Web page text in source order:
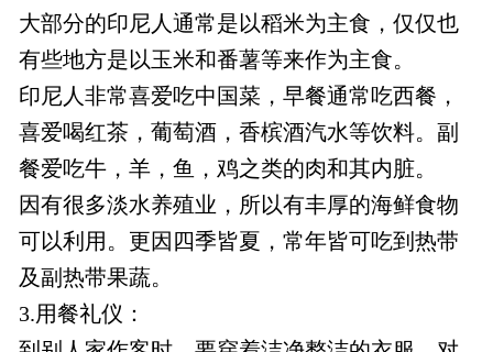
大部分的印尼人通常是以稻米为主食，仅仅也
有些地方是以玉米和番薯等来作为主食。
印尼人非常喜爱吃中国菜，早餐通常吃西餐，
喜爱喝红茶，葡萄酒，香槟酒汽水等饮料。副
餐爱吃牛，羊，鱼，鸡之类的肉和其内脏。
因有很多淡水养殖业，所以有丰厚的海鲜食物
可以利用。更因四季皆夏，常年皆可吃到热带
及副热带果蔬。
3.用餐礼仪：